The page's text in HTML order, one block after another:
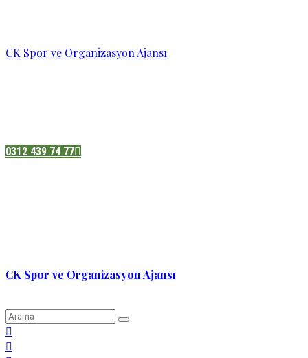
CK Spor ve Organizasyon Ajansı
0312 439 74 77
CK Spor ve Organizasyon Ajansı